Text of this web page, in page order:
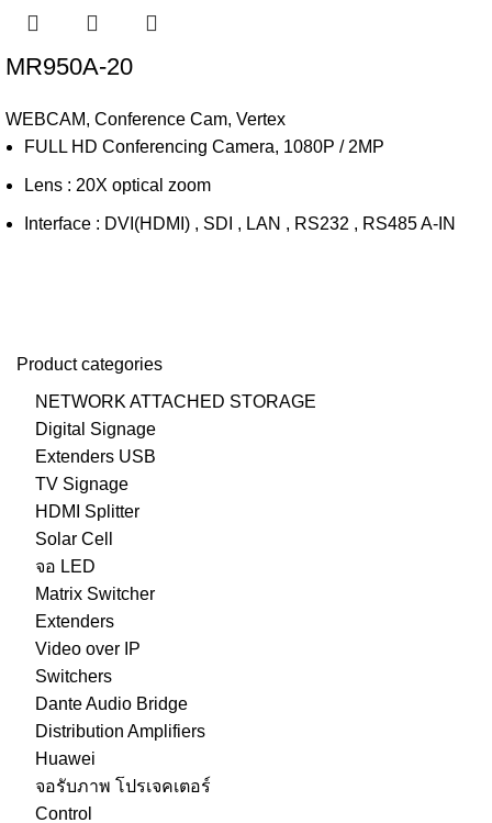
Product categories
NETWORK ATTACHED STORAGE
Digital Signage
Extenders USB
TV Signage
HDMI Splitter
Solar Cell
จอ LED
Matrix Switcher
Extenders
Video over IP
Switchers
Dante Audio Bridge
Distribution Amplifiers
Huawei
จอรับภาพ โปรเจคเตอร์
Control
MR950A-20
WEBCAM, Conference Cam, Vertex
FULL HD Conferencing Camera, 1080P / 2MP
Lens : 20X optical zoom
Interface : DVI(HDMI) , SDI , LAN , RS232 , RS485 A-IN